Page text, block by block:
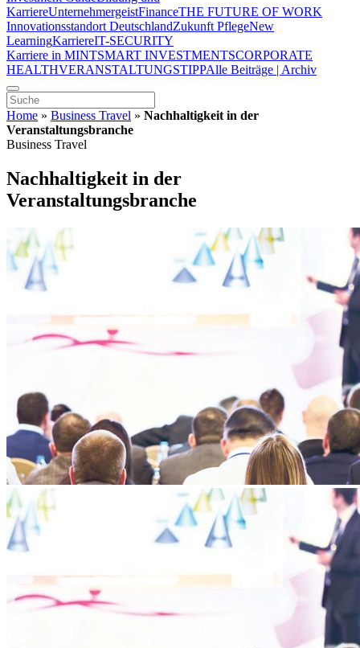
KarriereUnternehmergeistFinanceTHE FUTURE OF WORK
Innovationsstandort DeutschlandZukunft PflegeNew
LearningKarriereIT-SECURITY
Karriere in MINTSMART INVESTMENTSCORPORATE
HEALTHVERANSTALTUNGSTIPPAlle Beiträge | Archiv
Home » Business Travel » Nachhaltigkeit in der
Veranstaltungsbranche
Business Travel
Nachhaltigkeit in der
Veranstaltungsbranche